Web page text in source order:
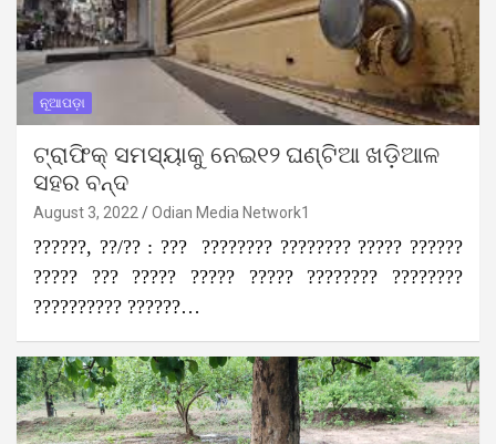
ନୂଆପଡ଼ା
ଟ୍ରାଫିକ୍ ସମସ୍ୟାକୁ ନେଇ୧୨ ଘଣ୍ଟିଆ ଖଡ଼ିଆଳ
ସହର ବନ୍ଦ
August 3, 2022 Odian Media Network1
??????, ??/?? : ??? ???????? ???????? ????? ??????
????? ??? ????? ????? ????? ???????? ????????
?????????? ??????…